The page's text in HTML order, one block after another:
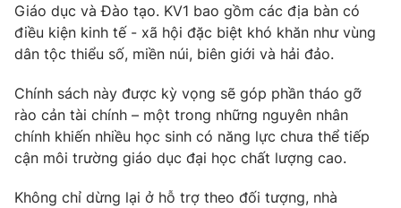
Tư vấn
Chuyên mục khác
Photo Infographic
Giáo dục và Đào tạo. KV1 bao gồm các địa bàn có
điều kiện kinh tế - xã hội đặc biệt khó khăn như vùng
dân tộc thiểu số, miền núi, biên giới và hải đảo.
Chính sách này được kỳ vọng sẽ góp phần tháo gỡ
rào cản tài chính – một trong những nguyên nhân
chính khiến nhiều học sinh có năng lực chưa thể tiếp
cận môi trường giáo dục đại học chất lượng cao.
Không chỉ dừng lại ở hỗ trợ theo đối tượng, nhà